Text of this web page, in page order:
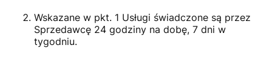
Wskazane w pkt. 1 Usługi świadczone są przez
Sprzedawcę 24 godziny na dobę, 7 dni w
tygodniu.